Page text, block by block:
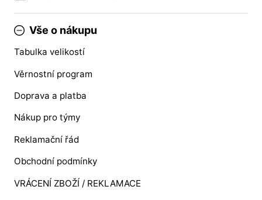
Vše o nákupu
Tabulka velikostí
Věrnostní program
Doprava a platba
Nákup pro týmy
Reklamační řád
Obchodní podmínky
VRÁCENÍ ZBOŽÍ / REKLAMACE